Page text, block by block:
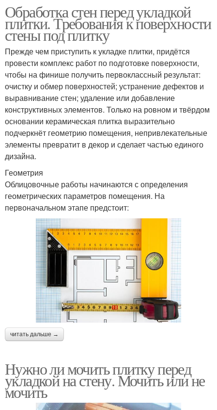
Обработка стен перед укладкой
плитки. Требования к поверхности
стены под плитку
Прежде чем приступить к укладке плитки, придётся
провести комплекс работ по подготовке поверхности,
чтобы на финише получить первоклассный результат:
очистку и обмер поверхностей; устранение дефектов и
выравнивание стен; удаление или добавление
конструктивных элементов. Только на ровном и твёрдом
основании керамическая плитка выразительно
подчеркнёт геометрию помещения, непривлекательные
элементы превратит в декор и сделает частью единого
дизайна.
Геометрия
Облицовочные работы начинаются с определения
геометрических параметров помещения. На
первоначальном этапе предстоит:
читать дальше →
Нужно ли мочить плитку перед
укладкой на стену. Мочить или не
мочить